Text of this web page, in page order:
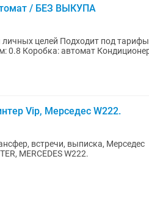
/ БЕЗ ВЫКУПА
целей Подходит под тарифы
Vip, Мерседес W222.
встречи, выписка, Мерседес
MERCEDES W222.